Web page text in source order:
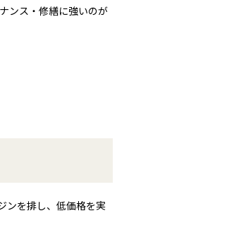
ンス・修繕に強いのが
ンを排し、低価格を実